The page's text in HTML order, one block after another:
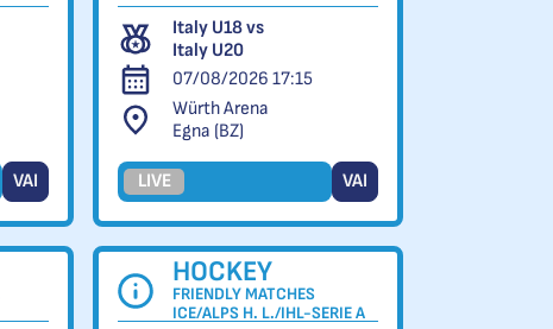
VAI
Italy U18 vs
Italy U20
07/08/2026 17:15
Würth Arena
Egna (BZ)
LIVE VAI
HOCKEY
FRIENDLY MATCHES
ICE/ALPS H. L./IHL-SERIE A